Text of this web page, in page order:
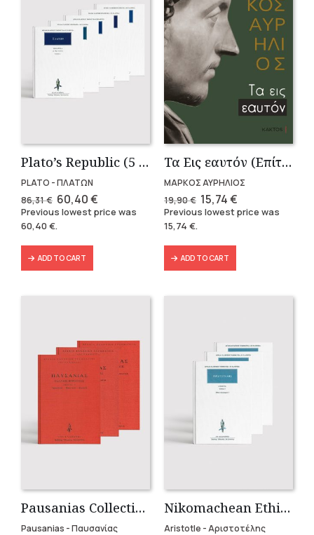
Plato’s Republic (5 volumes)
PLATO - ΠΛΑΤΩΝ
86,31€ Original
price
was:
86,31 €.
60,40€Current
price
is:
Previous lowest price was
60,40€.
ADD TO CART
Τα Εις εαυτόν (Επίτομο) – Μάρκος Αυρήλιος
ΜΑΡΚΟΣ ΑΥΡΗΛΙΟΣ
19,90€ Original
price
was:
15,74€Current
price
is:
Previous lowest price was
15,74 €.
ADD TO CART
Pausanias Collection – Hardbound (3 volumes)
Pausanias - Παυσανίας
Nikomachean Ethics (3 volumes)
Aristotle - Αριστοτέλης